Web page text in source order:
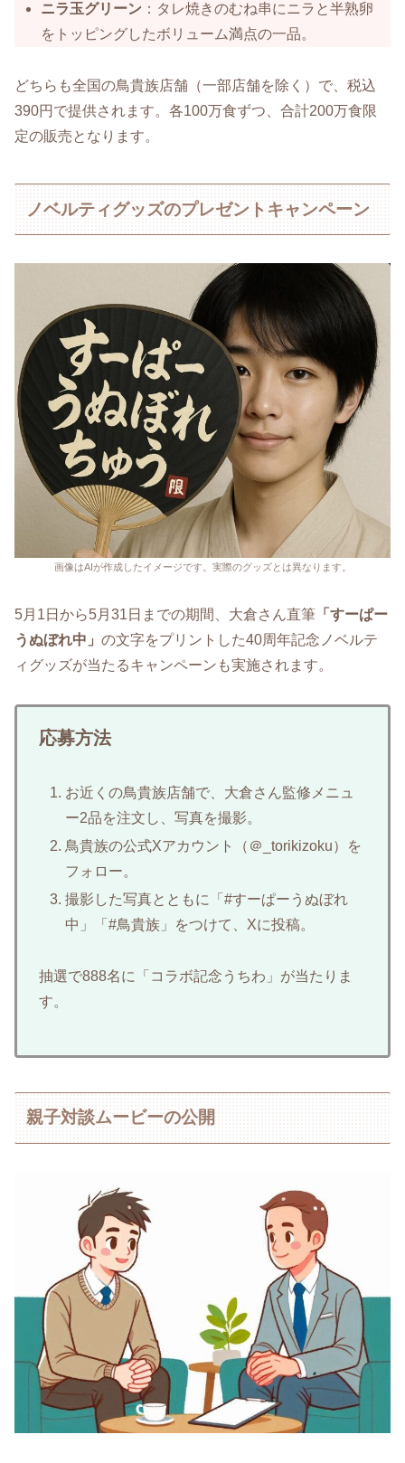
ニラ玉グリーン ：​タレ焼きのむね串にニラと半熟卵
をトッピングしたボリューム満点の一品。​
どちらも全国の鳥貴族店舗（一部店舗を除く）で、税込
390円で提供されます。​各100万食ずつ、合計200万食限
定の販売となります。​
ノベルティグッズのプレゼントキャンペーン
画像はAIが作成したイメージです。実際のグッズとは異なります。
5月1日から5月31日までの期間、大倉さん直筆 「すーぱー
うぬぼれ中」 の文字をプリントした40周年記念ノベルテ
ィグッズが当たるキャンペーンも実施されます。​
応募方法
お近くの鳥貴族店舗で、大倉さん監修メニュ
ー2品を注文し、写真を撮影。
鳥貴族の公式Xアカウント（＠_torikizoku）を
フォロー。
撮影した写真とともに「#すーぱーうぬぼれ
中」「#鳥貴族」をつけて、Xに投稿。​
抽選で888名に「コラボ記念うちわ」が当たりま
す。
親子対談ムービーの公開